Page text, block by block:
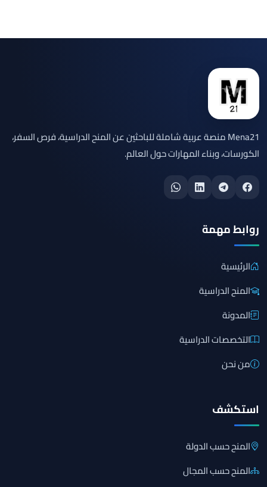
Mena21 منصة عربية شاملة للباحثين عن المنح الدراسية، فرص السفر،
الكورسات، وبناء المهارات حول العالم.
روابط مهمة
الرئيسية
المنح الدراسية
المدونة
التخصصات الدراسية
من نحن
استكشف
المنح حسب الدولة
المنح حسب المجال